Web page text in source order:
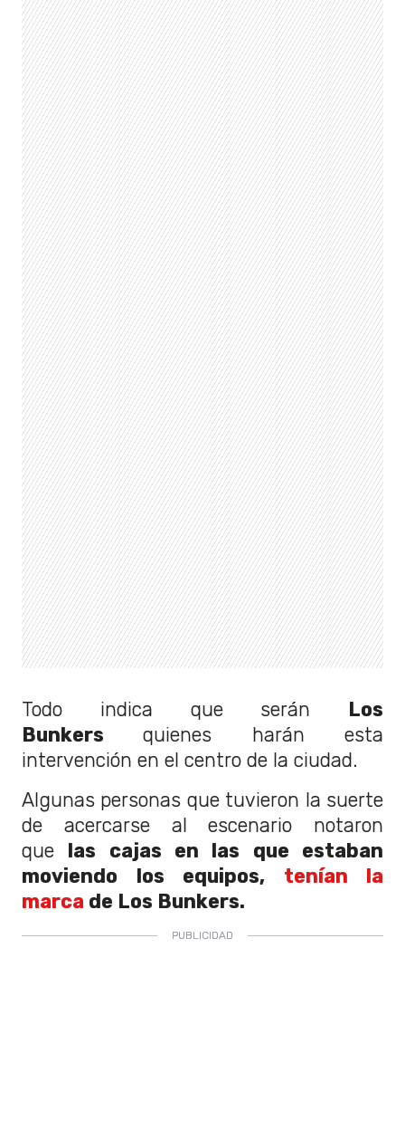
Todo indica que serán
Los
Bunkersquienes harán esta
intervención en el centro de la ciudad.
Algunas personas que tuvieron la suerte
de acercarse al escenario notaron
que
las cajas en las que estaban
moviendo los equipos, tenían la
marca de Los Bunkers.